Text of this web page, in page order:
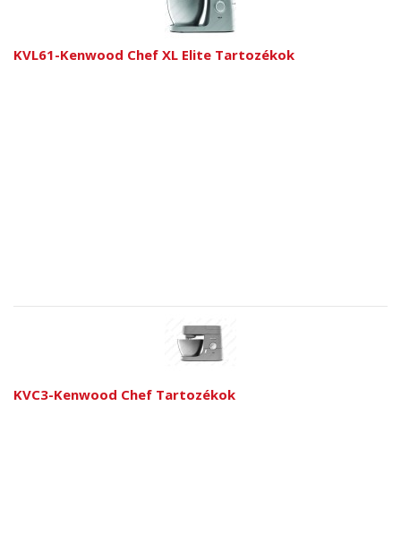
KVL61-Kenwood Chef XL Elite Tartozékok
KVC3-Kenwood Chef Tartozékok